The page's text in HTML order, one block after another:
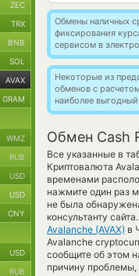
Обмены наличных
фиксирования
сервисом в
Некоторые из
обменов с
наиболее
Обмен Cash
Все указанные в
Криптовалюта
временами
нажмите один раз
не была
консультанту
Avalanche (AVAX) в
Avalanche
сообщите об этом
причину проблемы,
ZEC
TRX
BNB
SOL
AVAX
GRAM
WMZ
RUB
USD
USD
CNY
USD
RUB